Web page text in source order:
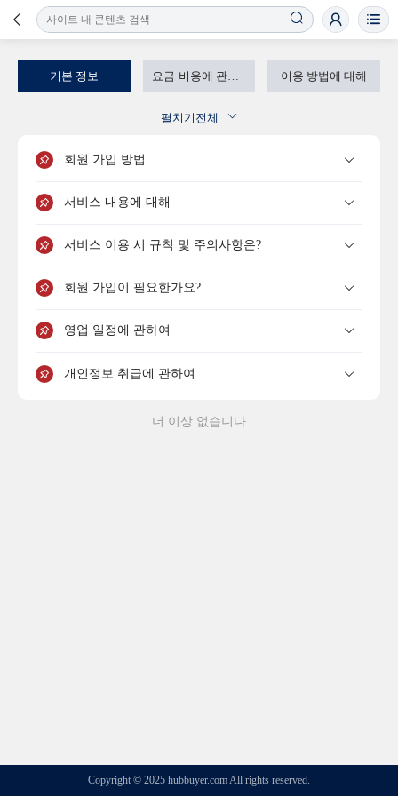
기본 정보 요금·비용에 관하여 이용 방법에 대해
배송에 대해
판매 관련
펼치기전체
회원 가입 방법
서비스 내용에 대해
서비스 이용 시 규칙 및 주의사항은?
회원 가입이 필요한가요?
영업 일정에 관하여
개인정보 취급에 관하여
더 이상 없습니다
Copyright © 2025 hubbuyer.com All rights reserved.